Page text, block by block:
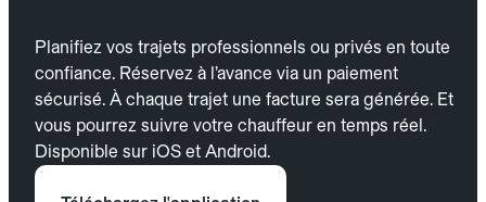
Planifiez vos trajets professionnels ou privés en toute
confiance. Réservez à l’avance via un paiement
sécurisé. À chaque trajet une facture sera générée. Et
vous pourrez suivre votre chauffeur en temps réel.
Disponible sur iOS et Android.